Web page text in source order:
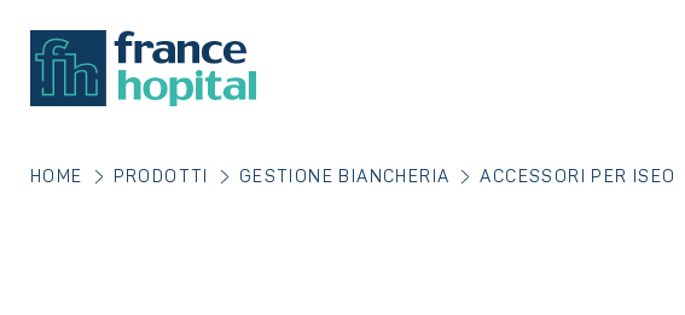
HOME PRODOTTI GESTIONE BIANCHERIA ACCESSORI PER ISEO